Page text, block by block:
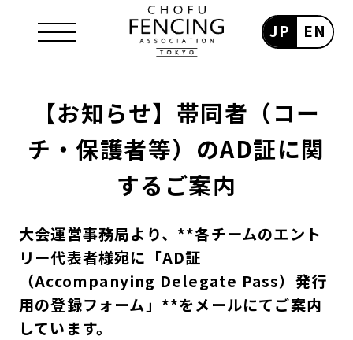
EN
JP
【お知らせ】帯同者（コー
チ・保護者等）のAD証に関
するご案内
大会運営事務局より、**各チームのエント
リー代表者様宛に「AD証
（Accompanying Delegate Pass）発行
用の登録フォーム」**をメールにてご案内
しています。